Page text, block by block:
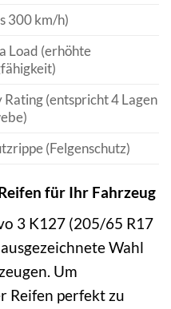
300 km/h)
Load (erhöhte
Rating (entspricht 4 Lagen
(Felgenschutz)
für Ihr Fahrzeug
3 K127 (205/65 R17
Wahl
Um
Reifen perfekt zu